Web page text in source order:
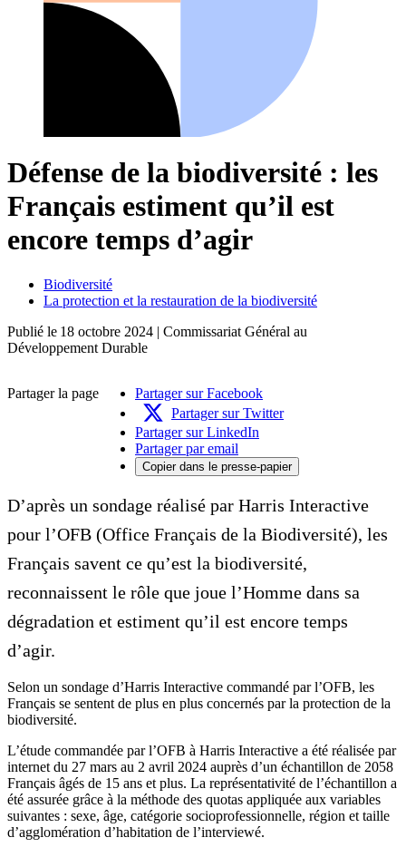
Défense de la biodiversité : les
Français estiment qu’il est
encore temps d’agir
Biodiversité
La protection et la restauration de la biodiversité
Publié le 18 octobre 2024 | Commissariat Général au
Développement Durable
Partager la page
Partager sur Facebook
Partager sur Twitter
Partager sur LinkedIn
Partager par email
Copier dans le presse-papier
D’après un sondage réalisé par Harris Interactive
pour l’OFB (Office Français de la Biodiversité), les
Français savent ce qu’est la biodiversité,
reconnaissent le rôle que joue l’Homme dans sa
dégradation et estiment qu’il est encore temps
d’agir.
Selon un sondage d’Harris Interactive commandé par l’OFB, les
Français se sentent de plus en plus concernés par la protection de la
biodiversité.
L’étude commandée par l’OFB à Harris Interactive a été réalisée par
internet du 27 mars au 2 avril 2024 auprès d’un échantillon de 2058
Français âgés de 15 ans et plus. La représentativité de l’échantillon a
été assurée grâce à la méthode des quotas appliquée aux variables
suivantes : sexe, âge, catégorie socioprofessionnelle, région et taille
d’agglomération d’habitation de l’interviewé.